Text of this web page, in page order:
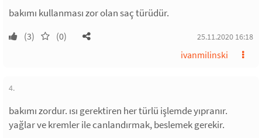
bakımı kullanması zor olan saç türüdür.
(3) (0) 25.11.2020 16:18
ivanmilinski
4.
bakımı zordur. ısı gerektiren her türlü işlemde yıpranır.
yağlar ve kremler ile canlandırmak, beslemek gerekir.